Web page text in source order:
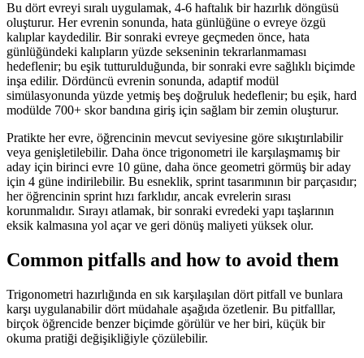
Bu dört evreyi sıralı uygulamak, 4-6 haftalık bir hazırlık döngüsü
oluşturur. Her evrenin sonunda, hata günlüğüne o evreye özgü
kalıplar kaydedilir. Bir sonraki evreye geçmeden önce, hata
günlüğündeki kalıpların yüzde sekseninin tekrarlanmaması
hedeflenir; bu eşik tutturulduğunda, bir sonraki evre sağlıklı biçimde
inşa edilir. Dördüncü evrenin sonunda, adaptif modül
simülasyonunda yüzde yetmiş beş doğruluk hedeflenir; bu eşik, hard
modülde 700+ skor bandına giriş için sağlam bir zemin oluşturur.
Pratikte her evre, öğrencinin mevcut seviyesine göre sıkıştırılabilir
veya genişletilebilir. Daha önce trigonometri ile karşılaşmamış bir
aday için birinci evre 10 güne, daha önce geometri görmüş bir aday
için 4 güne indirilebilir. Bu esneklik, sprint tasarımının bir parçasıdır;
her öğrencinin sprint hızı farklıdır, ancak evrelerin sırası
korunmalıdır. Sırayı atlamak, bir sonraki evredeki yapı taşlarının
eksik kalmasına yol açar ve geri dönüş maliyeti yüksek olur.
Common pitfalls and how to avoid them
Trigonometri hazırlığında en sık karşılaşılan dört pitfall ve bunlara
karşı uygulanabilir dört müdahale aşağıda özetlenir. Bu pitfalllar,
birçok öğrencide benzer biçimde görülür ve her biri, küçük bir
okuma pratiği değişikliğiyle çözülebilir.